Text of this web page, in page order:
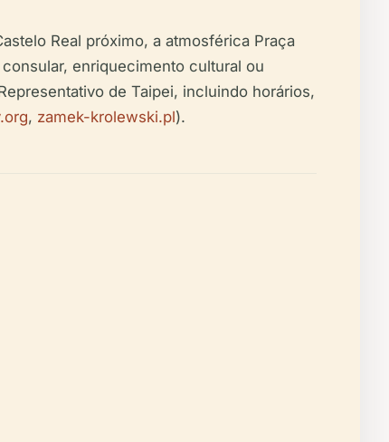
Real próximo, a atmosférica Praça
enriquecimento cultural ou
de Taipei, incluindo horários,
, zamek-krolewski.pl).